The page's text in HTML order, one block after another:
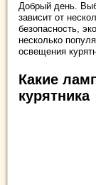
Добрый день.
зависит от
безопасность,
несколько
освещения
Какие
курятника